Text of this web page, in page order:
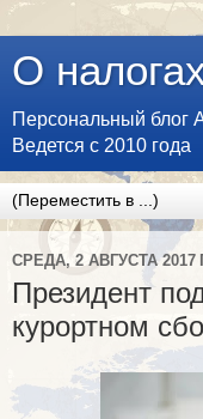
О
Персональный блог
Ведется с 2010 года
СРЕДА, 2 АВГУСТА 2017
Президент
курортном